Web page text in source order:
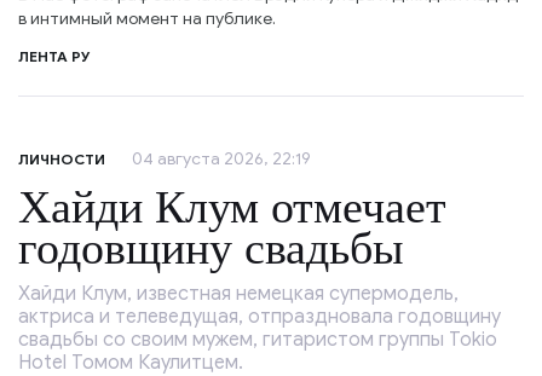
в интимный момент на публике.
ЛЕНТА РУ
ЛИЧНОСТИ 04 августа 2026, 22:19
Хайди Клум отмечает
годовщину свадьбы
Хайди Клум, известная немецкая супермодель,
актриса и телеведущая, отпраздновала годовщину
свадьбы со своим мужем, гитаристом группы Tokio
Hotel Томом Каулитцем.